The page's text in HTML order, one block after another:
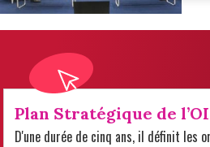
Plan Stratégique de
D'une durée de cinq ans, il définit les